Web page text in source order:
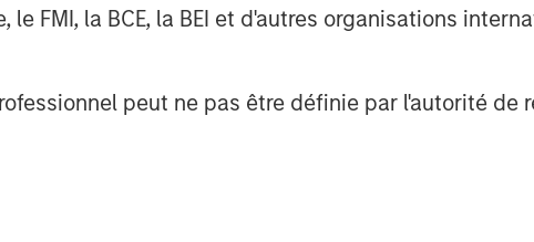
FMI, la BCE, la BEI et d'autres organisations
peut ne pas être définie par l'autorité
together with its investment
investment professionals around
management or supervision as